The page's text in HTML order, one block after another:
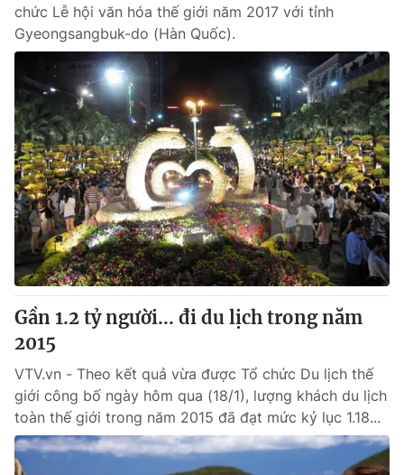
chức Lễ hội văn hóa thế giới năm 2017 với tỉnh
Gyeongsangbuk-do (Hàn Quốc).
Gần 1.2 tỷ người... đi du lịch trong năm
2015
VTV.vn - Theo kết quả vừa được Tổ chức Du lịch thế
giới công bố ngày hôm qua (18/1), lượng khách du lịch
toàn thế giới trong năm 2015 đã đạt mức kỷ lục 1.18...